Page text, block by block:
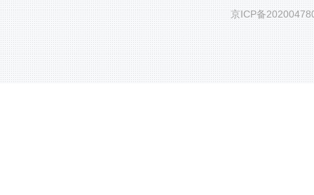
京ICP备